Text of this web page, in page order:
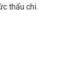
thấu chi.